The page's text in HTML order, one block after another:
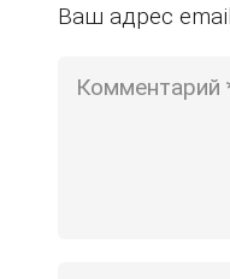
Ваш адрес